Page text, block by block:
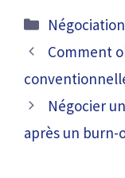
maladie
Catégories
Négociation
Comment
Négocier
après un burn-